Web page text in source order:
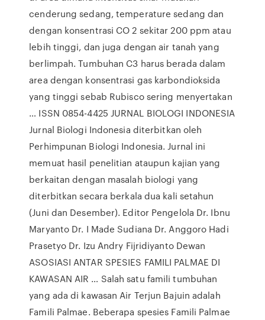
cenderung sedang, temperature sedang dan
dengan konsentrasi CO 2 sekitar 200 ppm atau
lebih tinggi, dan juga dengan air tanah yang
berlimpah. Tumbuhan C3 harus berada dalam
area dengan konsentrasi gas karbondioksida
yang tinggi sebab Rubisco sering menyertakan
… ISSN 0854-4425 JURNAL BIOLOGI INDONESIA
Jurnal Biologi Indonesia diterbitkan oleh
Perhimpunan Biologi Indonesia. Jurnal ini
memuat hasil penelitian ataupun kajian yang
berkaitan dengan masalah biologi yang
diterbitkan secara berkala dua kali setahun
(Juni dan Desember). Editor Pengelola Dr. Ibnu
Maryanto Dr. I Made Sudiana Dr. Anggoro Hadi
Prasetyo Dr. Izu Andry Fijridiyanto Dewan
ASOSIASI ANTAR SPESIES FAMILI PALMAE DI
KAWASAN AIR … Salah satu famili tumbuhan
yang ada di kawasan Air Terjun Bajuin adalah
Famili Palmae. Beberapa spesies Famili Palmae